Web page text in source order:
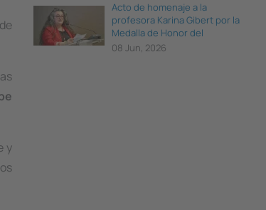
y
Acto de homenaje a la
profesora Karina Gibert por la
Medalla de Honor del
Parlament de Catalunya
08 Jun, 2026